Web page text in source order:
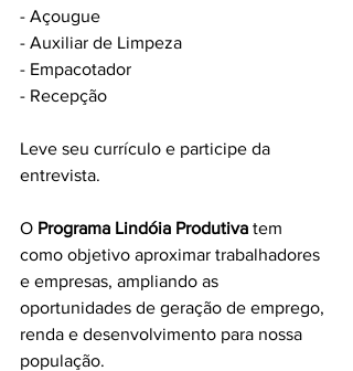
- Açougue
- Auxiliar de Limpeza
- Empacotador
- Recepção
Leve seu currículo e participe da
entrevista.
O Programa Lindóia Produtiva tem
como objetivo aproximar trabalhadores
e empresas, ampliando as
oportunidades de geração de emprego,
renda e desenvolvimento para nossa
população.